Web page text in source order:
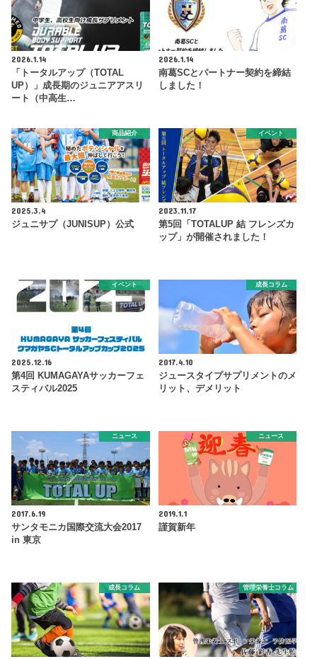
2026.1.14
「トータルアップ（TOTAL
UP）」成長期のジュニアアスリ
ート（中高生…
2026.1.14
南葛SCとパートナー契約を締結
しました！
商品紹介
2025.3.4
ジュニサプ（JUNISUP）公式
イベント
2023.11.17
第5回「TOTALUP 結 フレンズカ
ップ」が開催されました！
イベント
2025.12.16
第4回 KUMAGAYAサッカーフェ
スティバル2025
成長コラム
2017.4.10
ジュースタイプサプリメントのメ
リット、デメリット
ニュース
2017.6.19
サンタモニカ国際交流大会2017
in 東京
ニュース
2019.1.1
謹賀新年
成長コラム 管理栄養士コラム